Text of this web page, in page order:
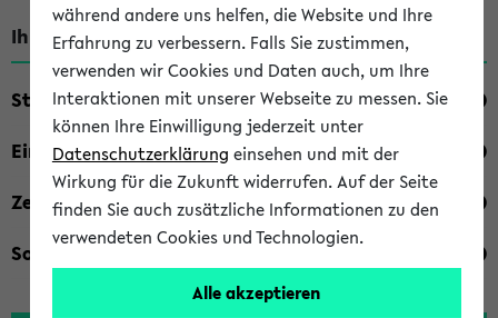
Ihre Suchkriterien:
Studienfach
Einrichtung
Zeiten
Sonstiges
während andere uns helfen, die Website und Ihre
Erfahrung zu verbessern. Falls Sie zustimmen,
verwenden wir Cookies und Daten auch, um Ihre
Interaktionen mit unserer Webseite zu messen. Sie
können Ihre Einwilligung jederzeit unter
Datenschutzerklärung einsehen und mit der
Wirkung für die Zukunft widerrufen. Auf der Seite
finden Sie auch zusätzliche Informationen zu den
verwendeten Cookies und Technologien.
Alle akzeptieren